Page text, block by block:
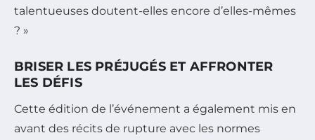
talentueuses doutent-elles encore d’elles-mêmes
? »
BRISER LES PRÉJUGÉS ET AFFRONTER
LES DÉFIS
Cette édition de l’événement a également mis en
avant des récits de rupture avec les normes